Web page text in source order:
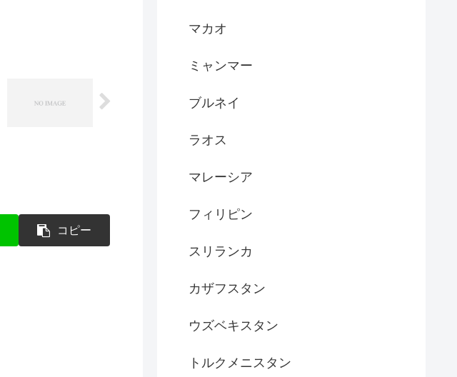
コピー
マカオ
ミャンマー
ブルネイ
ラオス
マレーシア
フィリピン
スリランカ
カザフスタン
ウズベキスタン
トルクメニスタン